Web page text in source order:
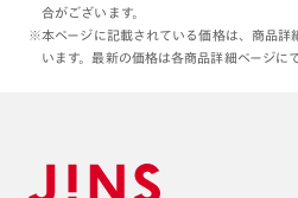
合がございます。
※本ページに記載されている価格は、商品詳
います。最新の価格は各商品詳細ページに